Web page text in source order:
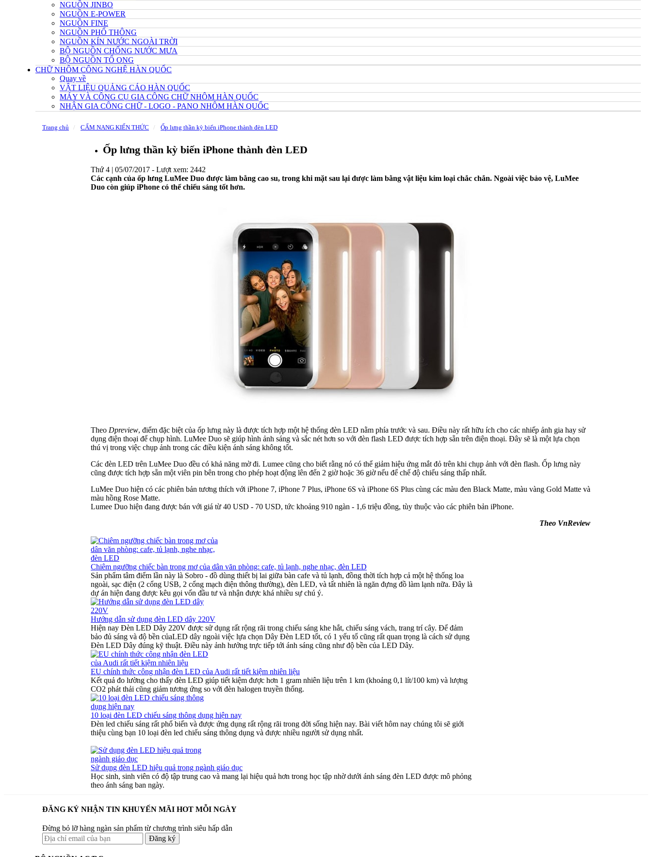
NGUỒN JINBO
NGUỒN E-POWER
NGUỒN FINE
NGUỒN PHỔ THÔNG
NGUỒN KÍN NƯỚC NGOÀI TRỜI
BỘ NGUỒN CHỐNG NƯỚC MƯA
BỘ NGUỒN TỔ ONG
CHỮ NHÔM CÔNG NGHỆ HÀN QUỐC
Quay về
VẬT LIỆU QUẢNG CÁO HÀN QUỐC
MÁY VÀ CÔNG CỤ GIA CÔNG CHỮ NHÔM HÀN QUỐC
NHẬN GIA CÔNG CHỮ - LOGO - PANO NHÔM HÀN QUỐC
Trang chủ CẨM NANG KIẾN THỨC Ốp lưng thần kỳ biến iPhone thành đèn LED
Ốp lưng thần kỳ biến iPhone thành đèn LED
Thứ 4 | 05/07/2017 - Lượt xem: 2442
Các cạnh của ốp lưng LuMee Duo được làm bằng cao su, trong khi mặt sau lại được làm bằng vật liệu kim loại chắc chắn. Ngoài việc bảo vệ, LuMee
Duo còn giúp iPhone có thể chiếu sáng tốt hơn.
Theo Dpreview, điểm đặc biệt của ốp lưng này là được tích hợp một hệ thống đèn LED nằm phía trước và sau. Điều này rất hữu ích cho các nhiếp ảnh gia hay sử
dụng điện thoại để chụp hình. LuMee Duo sẽ giúp hình ảnh sáng và sắc nét hơn so với đèn flash LED được tích hợp sẵn trên điện thoại. Đây sẽ là một lựa chọn
thú vị trong việc chụp ảnh trong các điều kiện ánh sáng không tốt.
Các đèn LED trên LuMee Duo đều có khả năng mờ đi. Lumee cũng cho biết rằng nó có thể giảm hiệu ứng mắt đỏ trên khi chụp ảnh với đèn flash. Ốp lưng này
cũng được tích hợp sẵn một viên pin bên trong cho phép hoạt động lên đến 2 giờ hoặc 36 giờ nếu để chế độ chiếu sáng thấp nhất.
LuMee Duo hiện có các phiên bản tương thích với iPhone 7, iPhone 7 Plus, iPhone 6S và iPhone 6S Plus cùng các màu đen Black Matte, màu vàng Gold Matte và
màu hồng Rose Matte.
Lumee Duo hiện đang được bán với giá từ 40 USD - 70 USD, tức khoảng 910 ngàn - 1,6 triệu đồng, tùy thuộc vào các phiên bản iPhone.
Theo VnReview
Chiêm ngưỡng chiếc bàn trong mơ của dân văn phòng: cafe, tủ lạnh, nghe nhạc, đèn LED
Sản phẩm tâm điểm lần này là Sobro - đồ dùng thiết bị lai giữa bàn cafe và tủ lạnh, đồng thời tích hợp cả một hệ thống loa
ngoài, sạc điện (2 cổng USB, 2 cổng mạch điện thông thường), đèn LED, và tất nhiên là ngăn đựng đồ làm lạnh nữa. Đây là
dự án hiện đang được kêu gọi vốn đầu tư và nhận được khá nhiều sự chú ý.
Hướng dẫn sử dụng đèn LED dây 220V
Hiện nay Đèn LED Dây 220V được sử dụng rất rộng rãi trong chiếu sáng khe hắt, chiếu sáng vách, trang trí cây. Để đảm
bảo đủ sáng và độ bền củaLED dây ngoài việc lựa chọn Dây Đèn LED tốt, có 1 yếu tố cũng rất quan trọng là cách sử dụng
Đèn LED Dây đúng kỹ thuật. Điều này ảnh hưởng trực tiếp tới ánh sáng cũng như độ bền của LED Dây.
EU chính thức công nhận đèn LED của Audi rất tiết kiệm nhiên liệu
Kết quả đo lường cho thấy đèn LED giúp tiết kiệm được hơn 1 gram nhiên liệu trên 1 km (khoảng 0,1 lít/100 km) và lượng
CO2 phát thải cũng giảm tương ứng so với đèn halogen truyền thống.
10 loại đèn LED chiếu sáng thông dụng hiện nay
Đèn led chiếu sáng rất phổ biến và được ứng dụng rất rộng rãi trong đời sống hiện nay. Bài viết hôm nay chúng tôi sẽ giới
thiệu cùng bạn 10 loại đèn led chiếu sáng thông dụng và được nhiều người sử dụng nhất.
Sử dụng đèn LED hiệu quả trong ngành giáo dục
Học sinh, sinh viên có độ tập trung cao và mang lại hiệu quả hơn trong học tập nhờ dưới ánh sáng đèn LED được mô phỏng
theo ánh sáng ban ngày.
ĐĂNG KÝ NHẬN TIN KHUYẾN MÃI HOT MỖI NGÀY
Đừng bỏ lỡ hàng ngàn sản phẩm từ chương trình siêu hấp dẫn